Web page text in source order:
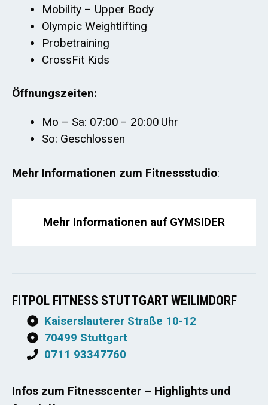
Mobility – Upper Body
Olympic Weightlifting
Probetraining
CrossFit Kids
Öffnungszeiten:
Mo – Sa: 07:00 – 20:00 Uhr
So: Geschlossen
Mehr Informationen zum Fitnessstudio:
Mehr Informationen auf GYMSIDER
FITPOL FITNESS STUTTGART WEILIMDORF
Kaiserslauterer Straße 10-12
70499 Stuttgart
0711 93347760
Infos zum Fitnesscenter – Highlights und